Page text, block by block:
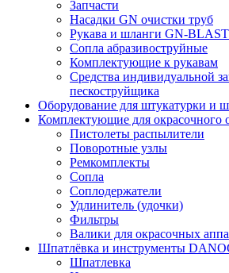
Запчасти
Насадки GN очистки труб
Рукава и шланги GN-BLAST
Сопла абразивоструйные
Комплектующие к рукавам
Средства индивидуальной
пескоструйщика
Оборудование для штукатурки и
Комплектующие для окрасочного
Пистолеты распылители
Поворотные узлы
Ремкомплекты
Сопла
Соплодержатели
Удлинитель (удочки)
Фильтры
Валики для окрасочных
Шпатлёвка и инструменты
Шпатлевка